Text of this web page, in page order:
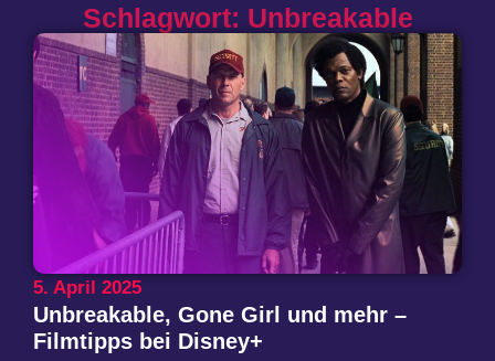
Schlagwort: Unbreakable
5. April 2025
Unbreakable, Gone Girl und mehr –
Filmtipps bei Disney+